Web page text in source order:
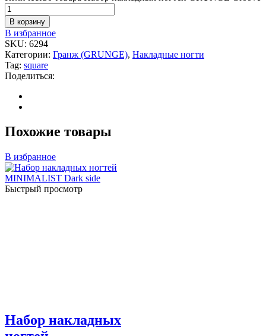
В корзину
В избранное
SKU: 6294
Категории: Гранж (GRUNGE), Накладные ногти
Tag: square
Поделиться:
Похожие товары
В избранное
Быстрый просмотр
Набор накладных